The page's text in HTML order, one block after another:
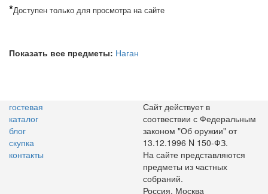
*Доступен только для просмотра на сайте
Показать все предметы: Наган
гостевая
каталог
блог
скупка
контакты
Сайт действует в
соотвествии с Федеральным
законом "Об оружии" от
13.12.1996 N 150-ФЗ.
На сайте представляются
предметы из частных
собраний.
Россия, Москва